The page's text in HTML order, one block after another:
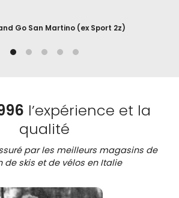
Go San Martino (ex Sport 2z)
l’expérience et la
qualité
par les meilleurs magasins de
de skis et de vélos en Italie